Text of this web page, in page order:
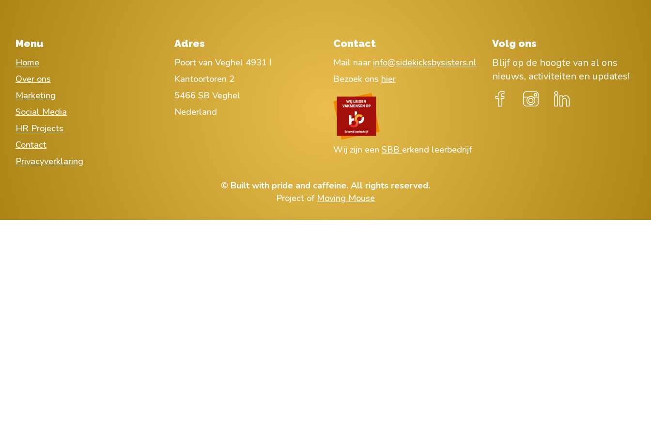
Menu
Home
Over ons
Marketing
Social Media
HR Projects
Contact
Privacyverklaring
Adres
Poort van Veghel 4931 I
Kantoortoren 2
5466 SB Veghel
Nederland
Contact
Mail naar info@sidekicksbysisters.nl
Bezoek ons hier
Wij zijn een SBB erkend leerbedrijf
Volg ons
Blijf op de hoogte van al ons
nieuws, activiteiten en updates!
© Built with pride and caffeine. All rights reserved.
Project of Moving Mouse